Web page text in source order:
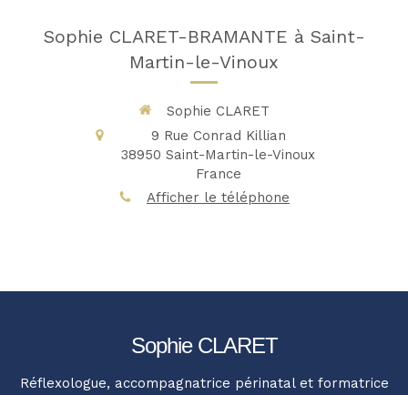
Sophie CLARET-BRAMANTE à Saint-
Martin-le-Vinoux
Sophie CLARET
9 Rue Conrad Killian
38950 Saint-Martin-le-Vinoux
France
Afficher le téléphone
Sophie CLARET
Réflexologue, accompagnatrice périnatal et formatrice